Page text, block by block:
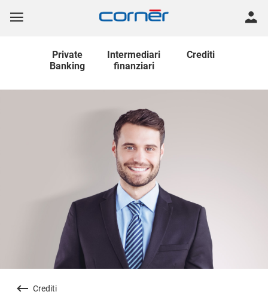
Private
Banking
Intermediari
finanziari
Crediti
Crediti